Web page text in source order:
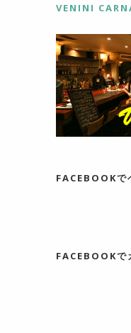
VENINI
FACEBOOKで
FACEBOOKで